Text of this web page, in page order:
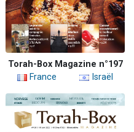
Torah-Box Magazine n°197
France
Israël